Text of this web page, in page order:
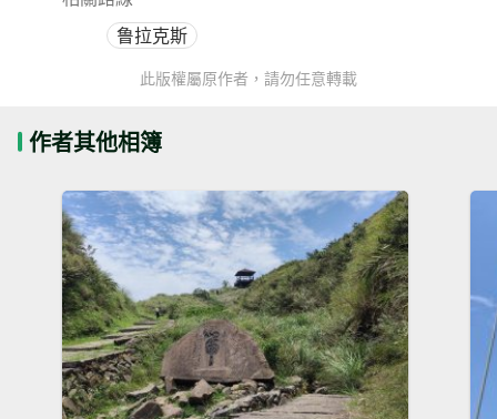
鲁拉克斯
此版權屬原作者，請勿任意轉載
作者其他相簿